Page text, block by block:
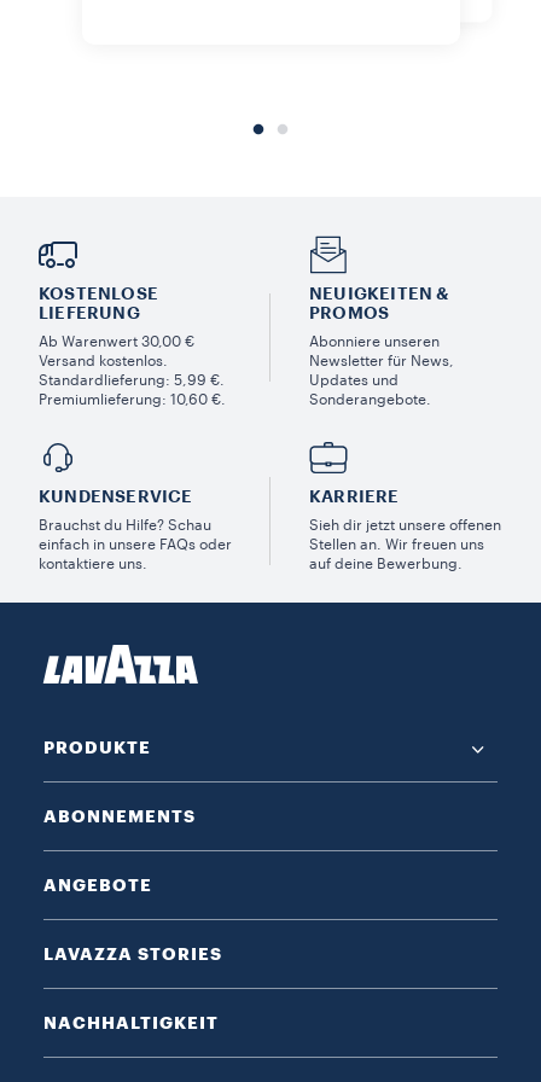
KOSTENLOSE
LIEFERUNG
Ab Warenwert 30,00 €
Versand kostenlos.
Standardlieferung: 5,99 €.
Premiumlieferung: 10,60 €.
NEUIGKEITEN &
PROMOS​
Abonniere unseren
Newsletter für News,
Updates und
Sonderangebote.
KUNDENSERVICE​
Brauchst du Hilfe? Schau
einfach in unsere FAQs oder
kontaktiere uns.
KARRIERE
Sieh dir jetzt unsere offenen
Stellen an. Wir freuen uns
auf deine Bewerbung.
PRODUKTE
ABONNEMENTS
ANGEBOTE
LAVAZZA STORIES
NACHHALTIGKEIT